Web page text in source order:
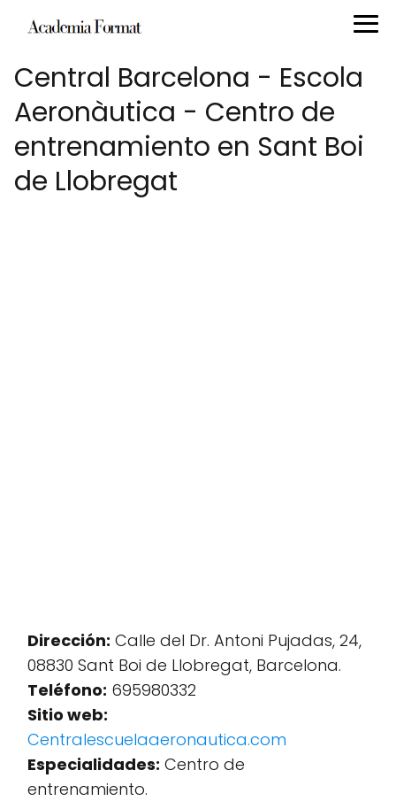
Central Barcelona - Escola
Aeronàutica - Centro de
entrenamiento en Sant Boi
de Llobregat
Dirección: Calle del Dr. Antoni Pujadas, 24,
08830 Sant Boi de Llobregat, Barcelona.
Teléfono: 695980332
Sitio web:
Centralescuelaaeronautica.com
Especialidades: Centro de
entrenamiento.